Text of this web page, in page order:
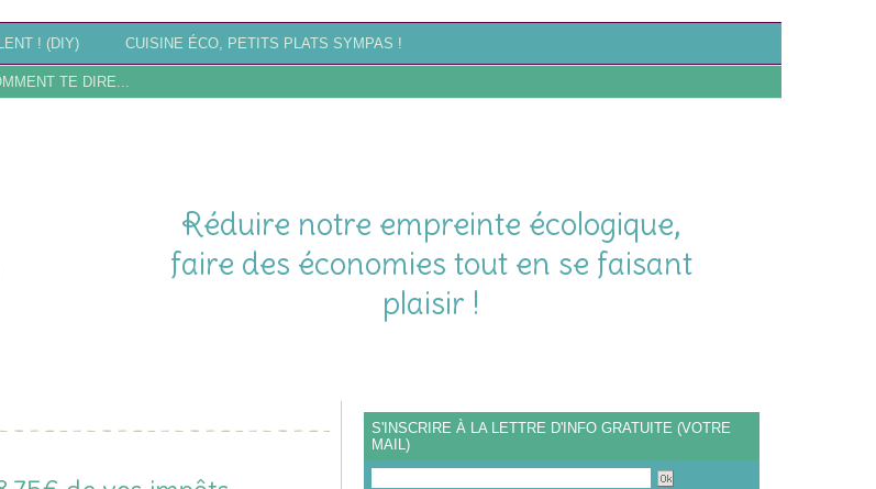
! (DIY) CUISINE ÉCO, PETITS PLATS SYMPAS !
TE DIRE...
Réduire notre empreinte écologique,
faire des économies tout en se faisant
plaisir !
S'INSCRIRE À LA LETTRE D'INFO GRATUITE (VOTRE
MAIL)